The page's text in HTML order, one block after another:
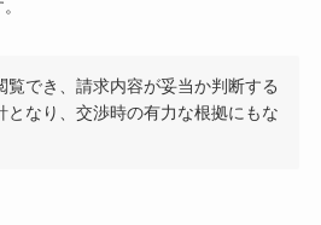
覧でき、請求内容が妥当か判断する
となり、交渉時の有力な根拠にもな